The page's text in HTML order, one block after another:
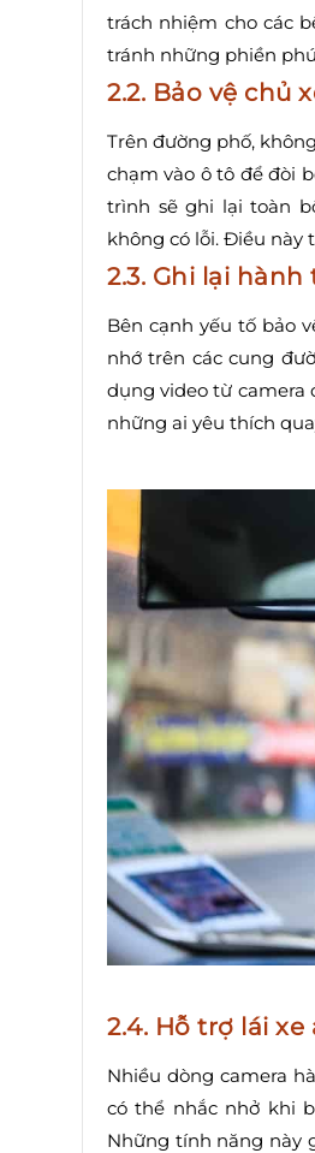
trách nhiệm cho các
tránh những phiền
2.2. Bảo vệ
Trên đường phố,
chạm vào ô tô để đòi
trình sẽ ghi lại toàn
không có lỗi. Điều này
2.3. Ghi lại
Bên cạnh yếu tố bảo
nhớ trên các cung
dụng video từ camera
những ai yêu thích
2.4. Hỗ trợ lái xe
Nhiều dòng camera
có thể nhắc nhở khi
Những tính năng này